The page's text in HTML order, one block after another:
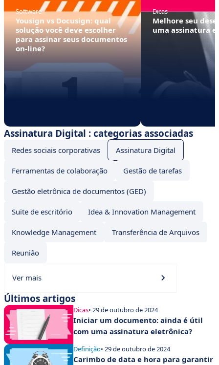
Software
Yousign vs Docusign: qual
solução você deve escolher
para assinar seus documentos
on-line?
Dicas
Melhore seu
uma assinatura
Assinatura Digital : categorias associadas
Redes sociais corporativas Assinatura Digital
Ferramentas de colaboração Gestão de tarefas
Gestão eletrônica de documentos (GED)
Suite de escritório Idea & Innovation Management
Knowledge Management Transferência de Arquivos
Reunião
Ver mais
Últimos artigos
Dicas• 29 de outubro de 2024
Iniciar um documento: ainda é útil
com uma assinatura eletrônica?
Definição• 29 de outubro de 2024
Carimbo de data e hora para garantir